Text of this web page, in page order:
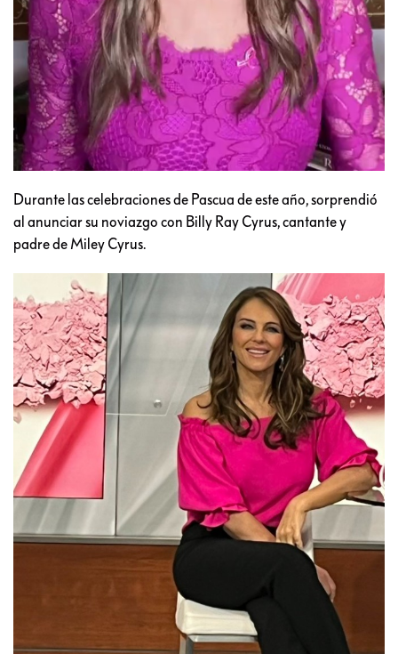
Durante las celebraciones de Pascua de este año, sorprendió
al anunciar su noviazgo con Billy Ray Cyrus, cantante y
padre de Miley Cyrus.